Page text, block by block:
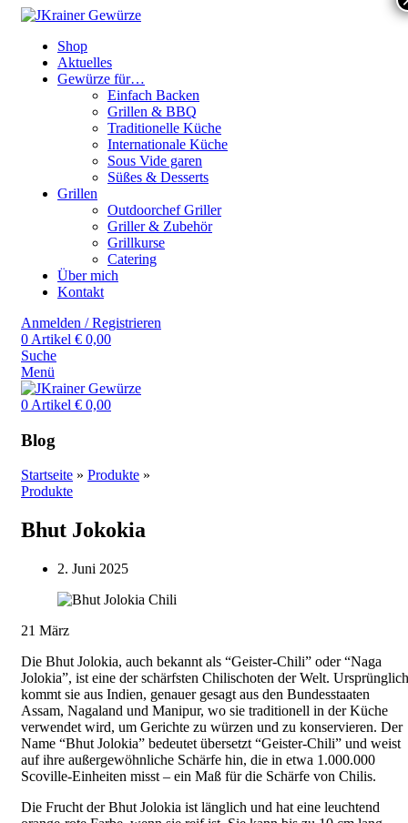
Shop
Aktuelles
Gewürze für…
Einfach Backen
Grillen & BBQ
Traditionelle Küche
Internationale Küche
Sous Vide garen
Süßes & Desserts
Grillen
Outdoorchef Griller
Griller & Zubehör
Grillkurse
Catering
Über mich
Kontakt
Anmelden / Registrieren
0 Artikel € 0,00
Suche
Menü
0 Artikel € 0,00
Blog
Startseite » Produkte »
Produkte
Bhut Jokokia
2. Juni 2025
21 März
Die Bhut Jolokia, auch bekannt als “Geister-Chili” oder “Naga
Jolokia”, ist eine der schärfsten Chilischoten der Welt. Ursprünglich
kommt sie aus Indien, genauer gesagt aus den Bundesstaaten
Assam, Nagaland und Manipur, wo sie traditionell in der Küche
verwendet wird, um Gerichte zu würzen und zu konservieren. Der
Name “Bhut Jolokia” bedeutet übersetzt “Geister-Chili” und weist
auf ihre außergewöhnliche Schärfe hin, die in etwa 1.000.000
Scoville-Einheiten misst – ein Maß für die Schärfe von Chilis.
Die Frucht der Bhut Jolokia ist länglich und hat eine leuchtend